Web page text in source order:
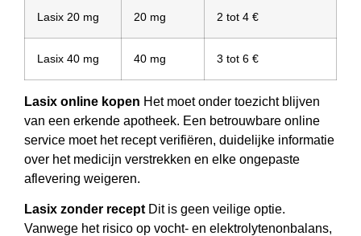
Lasix 20 mg 20 mg 2 tot 4 €
Lasix 40 mg 40 mg 3 tot 6 €
Lasix online kopen Het moet onder toezicht blijven
van een erkende apotheek. Een betrouwbare online
service moet het recept verifiëren, duidelijke informatie
over het medicijn verstrekken en elke ongepaste
aflevering weigeren.
Lasix zonder recept Dit is geen veilige optie.
Vanwege het risico op vocht- en elektrolytenonbalans,